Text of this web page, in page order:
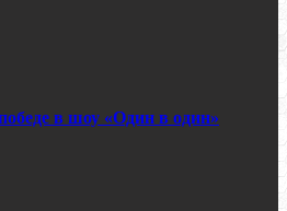
в шоу «Один в один»